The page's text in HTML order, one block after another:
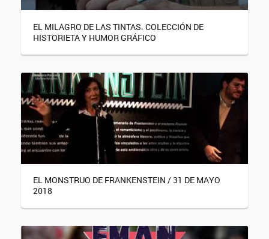
EL MILAGRO DE LAS TINTAS. COLECCIÓN DE
HISTORIETA Y HUMOR GRÁFICO
EL MONSTRUO DE FRANKENSTEIN / 31 DE MAYO
2018